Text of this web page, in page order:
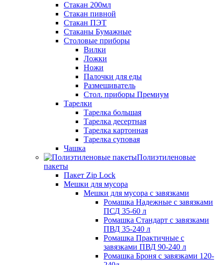
Стакан 200мл
Стакан пивной
Стакан ПЭТ
Стаканы Бумажные
Столовые приборы
Вилки
Ложки
Ножи
Палочки для еды
Размешиватель
Стол. приборы Премиум
Тарелки
Тарелка большая
Тарелка десертная
Тарелка картонная
Тарелка суповая
Чашка
Полиэтиленовые
пакеты
Пакет Zip Lock
Мешки для мусора
Мешки для мусора с завязками
Ромашка Надежные с завязками
ПСД 35-60 л
Ромашка Стандарт с завязками
ПВД 35-240 л
Ромашка Практичные с
завязками ПВД 90-240 л
Ромашка Броня с завязками 120-